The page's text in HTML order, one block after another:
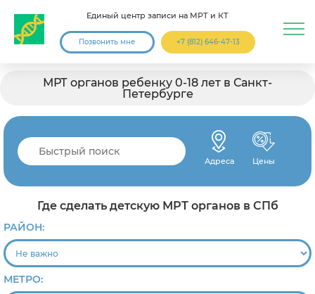
Единый центр записи на МРТ и КТ
Позвонить мне +7 (812) 646-47-13
МРТ органов ребенку 0-18 лет в Санкт-
Петербурге
Адреса Цены
Где сделать детскую МРТ органов в СПб
РАЙОН:
МЕТРО: